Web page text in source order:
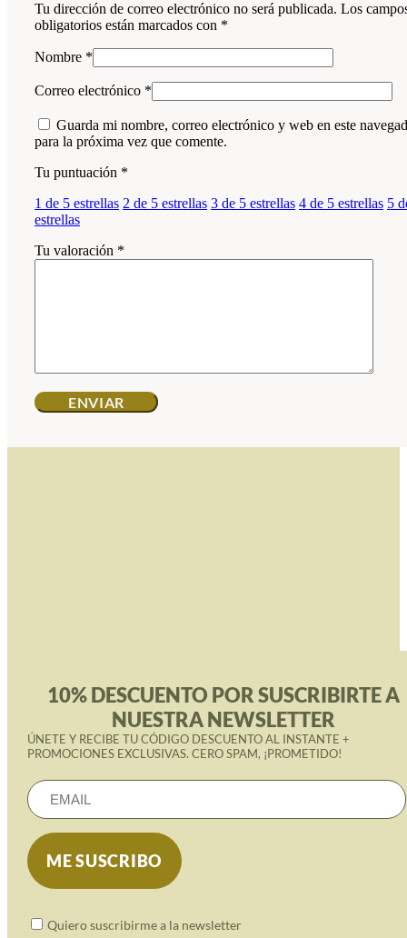
Tu dirección de correo electrónico no será publicada. Los
obligatorios están marcados con *
Nombre *
Correo electrónico *
Guarda mi nombre, correo electrónico y web en este
para la próxima vez que comente.
Tu puntuación *
1 de 5 estrellas 2 de 5 estrellas 3 de 5 estrellas 4 de 5 estrellas 5
estrellas
Tu valoración *
10% DESCUENTO POR SUSCRIBIRTE A
NUESTRA NEWSLETTER
ÚNETE Y RECIBE TU CÓDIGO DESCUENTO AL INSTANTE +
PROMOCIONES EXCLUSIVAS. CERO SPAM, ¡PROMETIDO!
Quiero suscribirme a la newsletter